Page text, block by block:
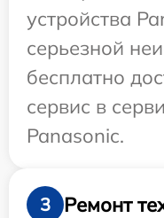
устройства
серьезной
бесплатно
сервис в
Panasonic.
3
Ремонт